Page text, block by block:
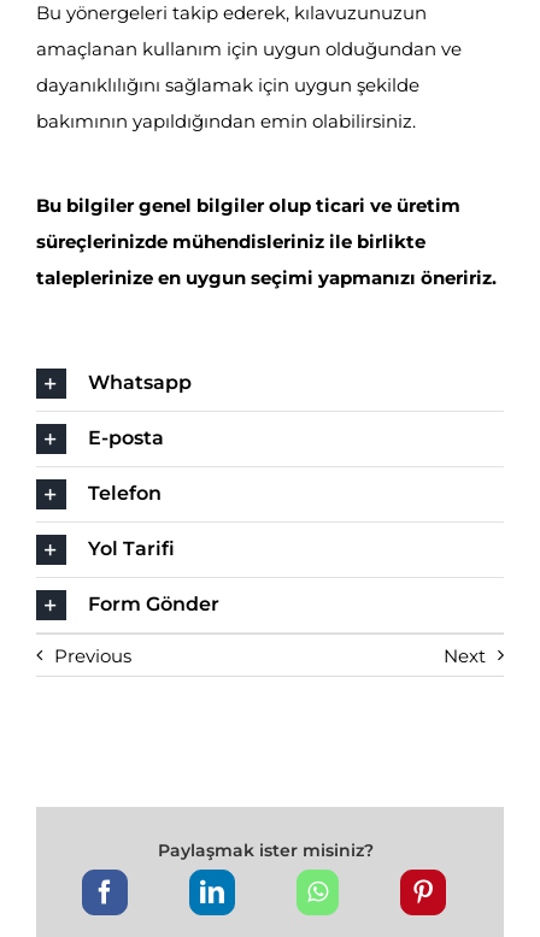
Bu yönergeleri takip ederek, kılavuzunuzun
amaçlanan kullanım için uygun olduğundan ve
dayanıklılığını sağlamak için uygun şekilde
bakımının yapıldığından emin olabilirsiniz.
Bu bilgiler genel bilgiler olup ticari ve üretim
süreçlerinizde mühendisleriniz ile birlikte
taleplerinize en uygun seçimi yapmanızı öneririz.
Whatsapp
E-posta
Telefon
Yol Tarifi
Form Gönder
Previous Next
Paylaşmak ister misiniz?